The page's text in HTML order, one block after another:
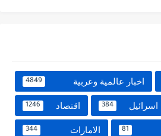
اخبار عالمية وعربية 4849
اسرائيل 384 اقتصاد 1246
81 الامارات 344